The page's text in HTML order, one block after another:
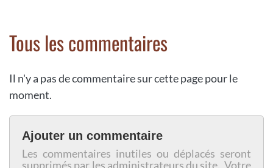
Tous les commentaires
Il n'y a pas de commentaire sur cette page pour le
moment.
Ajouter un commentaire
Les commentaires inutiles ou déplacés seront
supprimés par les administrateurs du site. Votre